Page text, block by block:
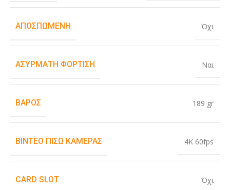
ΑΠΟΣΠΏΜΕΝΗ Όχι
ΑΣΎΡΜΑΤΗ ΦΌΡΤΙΣΗ Ναι
ΒΆΡΟΣ 189 gr
ΒΊΝΤΕΟ ΠΊΣΩ ΚΆΜΕΡΑΣ 4K 60fps
CARD SLOT Όχι